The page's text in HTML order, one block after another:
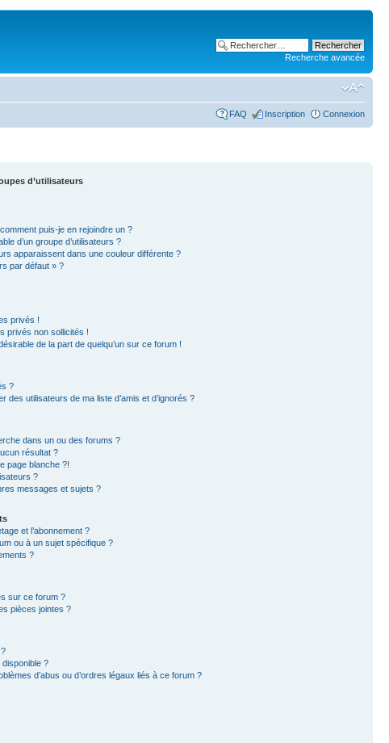
Recherche avancée
FAQ Inscription Connexion
d’utilisateurs
puis-je en rejoindre un ?
d’un groupe d’utilisateurs ?
apparaissent dans une couleur différente ?
par défaut » ?
privés !
privés non sollicités !
de la part de quelqu’un sur ce forum !
?
des utilisateurs de ma liste d’amis et d’ignorés ?
dans un ou des forums ?
résultat ?
page blanche ?!
?
messages et sujets ?
et l’abonnement ?
ou à un sujet spécifique ?
?
sur ce forum ?
pièces jointes ?
disponible ?
d’abus ou d’ordres légaux liés à ce forum ?